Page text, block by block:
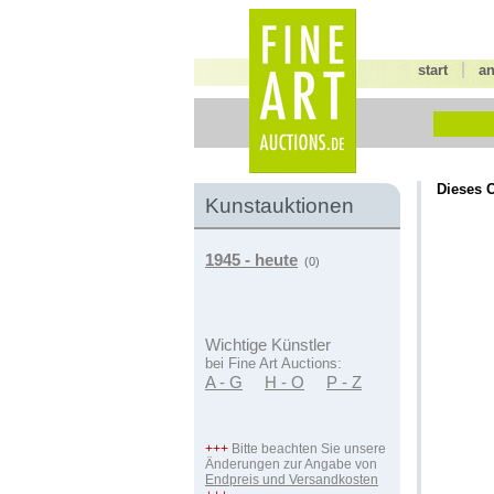
start
Kunstauktionen
1945 - heute (0)
Wichtige Künstler
bei Fine Art Auctions:
A - G H - O P - Z
+++ Bitte beachten Sie unsere
Änderungen zur Angabe von
Endpreis und Versandkosten
Dieses